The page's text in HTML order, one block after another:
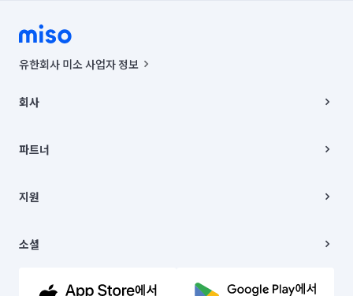
유한회사 미소 사업자 정보
00019 |
주소 | 본사: 서울특별시 종로구 율곡로 6(중학동, 트윈트리빌딩) B동 5층
컨택센터 : 서울특별시 종로구 수송동 율곡로 24, 7층, 8층 미소
상품, 상품정보, 거래에 관한 의무와 책임은 거래당사자에게 있습니다.
언론 보도 관련 문의:
© 유한회사 미소. Miso, Inc. All Rights Reserved.
회사
채용
파트너
이사
지원
이용약관
문의하기
소셜
유튜브